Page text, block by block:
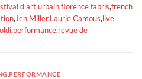
d'art urbain,florence fabris,french
,Jen Miller,Laurie Camous,live
,performance,revue de
PERFORMANCE